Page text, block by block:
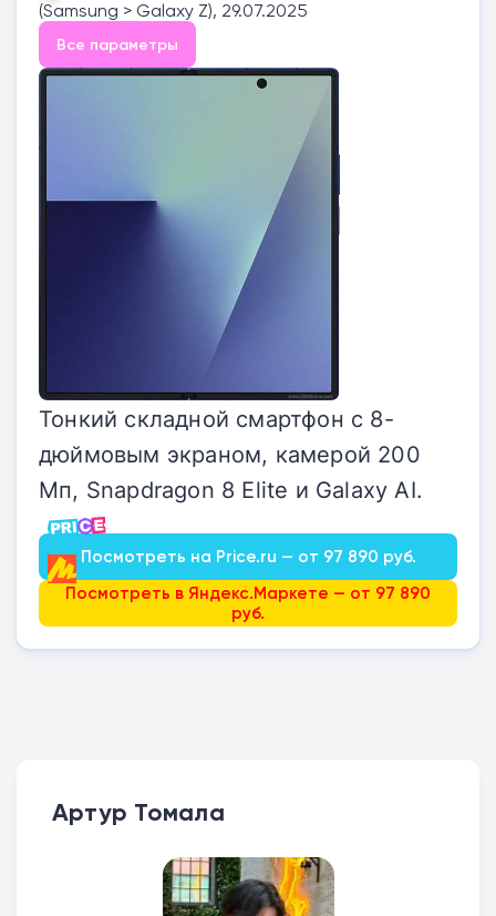
(Samsung > Galaxy Z), 29.07.2025
Все параметры
Тонкий складной смартфон с 8-
дюймовым экраном, камерой 200
Мп, Snapdragon 8 Elite и Galaxy AI.
Посмотреть на Price.ru — от 97 890 руб.
Посмотреть в Яндекс.Маркете — от 97 890
руб.
Артур Томала